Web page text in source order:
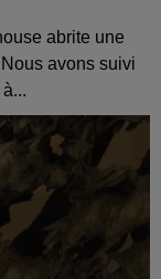
abrite une
avons suivi